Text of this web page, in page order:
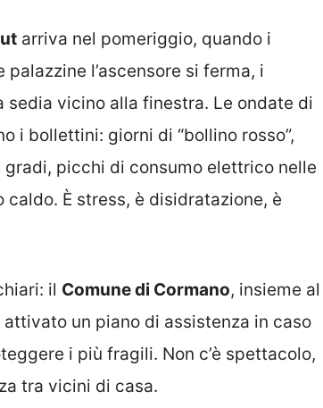
arriva nel pomeriggio, quando i
l’ascensore si ferma, i
vicino alla finestra. Le ondate di
i bollettini: giorni di “bollino rosso”,
picchi di consumo elettrico nelle
caldo. È stress, è disidratazione, è
il Comune di Cormano, insieme al
attivato un piano di assistenza in caso
i più fragili. Non c’è spettacolo,
tra vicini di casa.